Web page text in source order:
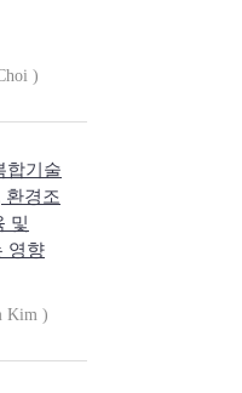
)
합기술
환경조
및
영향
Kim )